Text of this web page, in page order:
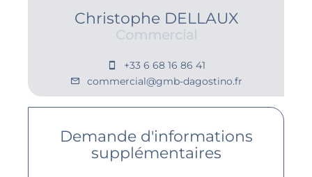
Christophe DELLAUX
Commercial
+33 6 68 16 86 41
commercial@gmb-dagostino.fr
Demande d'informations
supplémentaires